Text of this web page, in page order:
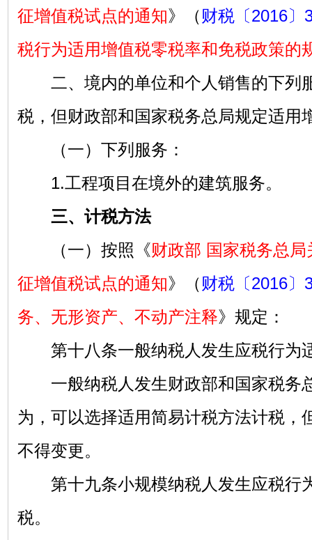
征增值税试点的通知》（财税〔2016〕
税行为适用增值税零税率和免税政策的
二、境内的单位和个人销售的下列
税，但财政部和国家税务总局规定适用
（一）下列服务：
1.工程项目在境外的建筑服务。
三、计税方法
（一）按照《财政部 国家税务总
征增值税试点的通知》（财税〔2016〕
务、无形资产、不动产注释》规定：
第十八条一般纳税人发生应税行为
一般纳税人发生财政部和国家税务
为，可以选择适用简易计税方法计税，
不得变更。
第十九条小规模纳税人发生应税行
税。